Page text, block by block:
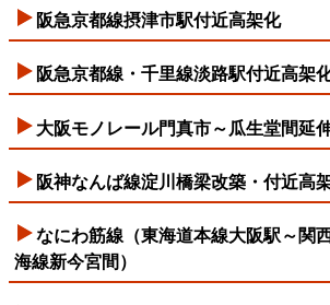
阪急京都線摂津市駅付近高架化
阪急京都線・千里線淡路駅付近高架
大阪モノレール門真市～瓜生堂間延
阪神なんば線淀川橋梁改築・付近高
なにわ筋線（東海道本線大阪駅～関
海線新今宮間）